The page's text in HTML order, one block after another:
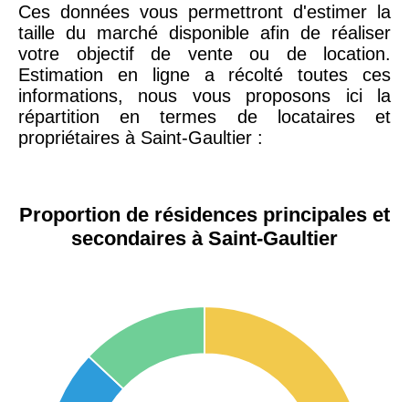
Ces données vous permettront d'estimer la
taille du marché disponible afin de réaliser
votre objectif de vente ou de location.
Estimation en ligne a récolté toutes ces
informations, nous vous proposons ici la
répartition en termes de locataires et
propriétaires à Saint-Gaultier :
Proportion de résidences principales et
secondaires à Saint-Gaultier